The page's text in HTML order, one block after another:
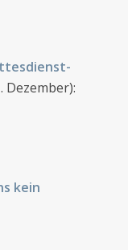
Dezember):
kein